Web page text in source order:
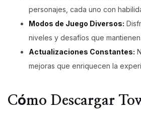
personajes, cada uno con
Modos de Juego Diversos:
niveles y desafíos que
Actualizaciones Constantes:
mejoras que enriquecen la
Cómo Descargar